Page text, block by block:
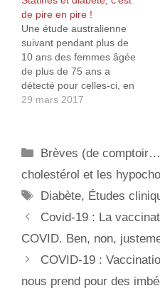
utilisateurs de statines.
Bien évidemment, cette
étude confirmant un fait
bien établi, je me…
de pire en pire !
Une étude australienne
suivant pendant plus de
10 ans des femmes âgée
de plus de 75 ans a
détecté pour celles-ci, en
moyenne, un sur-risque
doses. Ce qui correspond
à 5% des femmes sous
développé…
29 mars 2017
Catégories
Brèves (de
cholestérol et les
Étiquettes
Diabète, Études
Covid-19 : La
COVID. Ben, non,
COVID-19 :
nous prend pour des